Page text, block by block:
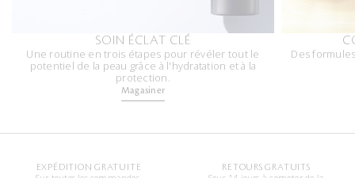
SOIN ÉCLAT CLÉ
Une routine en trois étapes pour révéler tout le
potentiel de la peau grâce à l'hydratation et à la
protection.
Magasiner
Des
EXPÉDITION GRATUITE RETOURS GRATUITS